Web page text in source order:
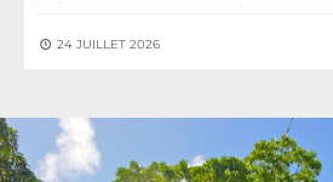
24 JUILLET 2026